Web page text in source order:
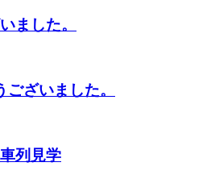
ました。
ざいました。
列見学